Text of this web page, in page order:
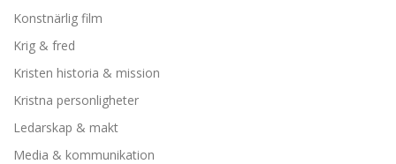
Konstnärlig film
Krig & fred
Kristen historia & mission
Kristna personligheter
Ledarskap & makt
Media & kommunikation